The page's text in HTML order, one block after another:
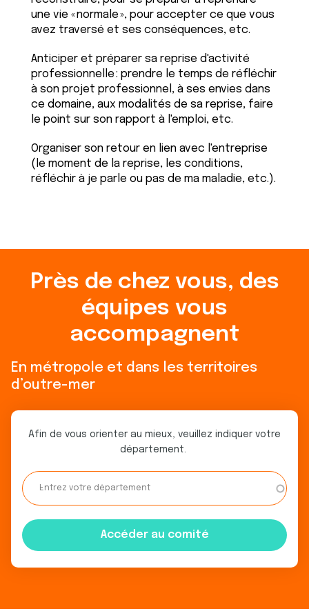
une vie « normale », pour accepter ce que vous
avez traversé et ses conséquences, etc.
Anticiper et préparer sa reprise d'activité
professionnelle : prendre le temps de réfléchir
à son projet professionnel, à ses envies dans
ce domaine, aux modalités de sa reprise, faire
le point sur son rapport à l'emploi, etc.
Organiser son retour en lien avec l'entreprise
(le moment de la reprise, les conditions,
réfléchir à je parle ou pas de ma maladie, etc.).
Près de chez vous, des
équipes vous
accompagnent
En métropole et dans les territoires
d’outre-mer
Afin de vous orienter au mieux, veuillez indiquer votre
département.